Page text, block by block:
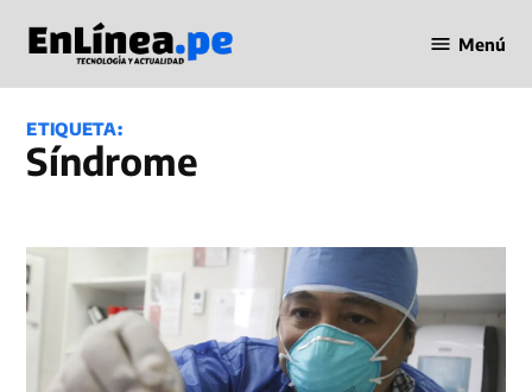
contenido
en Línea
Menú
ETIQUETA:
síndrome